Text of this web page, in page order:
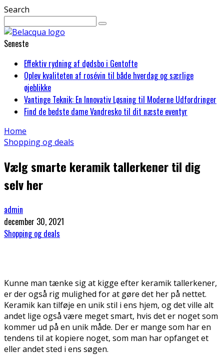
Search
Seneste
Effektiv rydning af dødsbo i Gentofte
Oplev kvaliteten af rosévin til både hverdag og særlige
øjeblikke
Vantinge Teknik: En Innovativ Løsning til Moderne Udfordringer
Find de bedste dame Vandresko til dit næste eventyr
Home
Shopping og deals
Vælg smarte keramik tallerkener til dig
selv her
admin
december 30, 2021
Shopping og deals
Kunne man tænke sig at kigge efter keramik tallerkener,
er der også rig mulighed for at gøre det her på nettet.
Keramik kan tilføje en unik stil i ens hjem, og det ville alt
andet lige også være meget smart, hvis det er noget som
kommer ud på en unik måde. Der er mange som har en
tendens til at kopiere noget, som man har opfanget et
eller andet sted i ens søgen.